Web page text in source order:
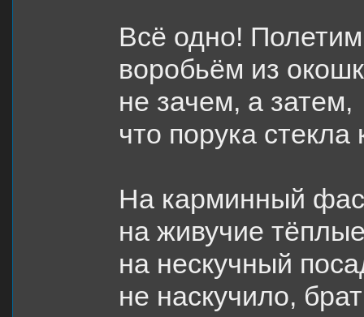
Всё одно!
воробьём из
не зачем, а затем,
что порука стекла
На карминный
на живучие
на нескучный
не наскучило,